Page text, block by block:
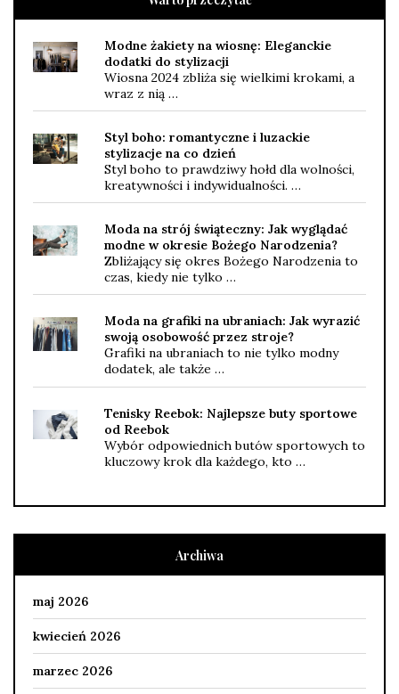
Modne żakiety na wiosnę: Eleganckie
dodatki do stylizacji
Wiosna 2024 zbliża się wielkimi krokami, a
wraz z nią …
Styl boho: romantyczne i luzackie
stylizacje na co dzień
Styl boho to prawdziwy hołd dla wolności,
kreatywności i indywidualności. …
Moda na strój świąteczny: Jak wyglądać
modne w okresie Bożego Narodzenia?
Zbliżający się okres Bożego Narodzenia to
czas, kiedy nie tylko …
Moda na grafiki na ubraniach: Jak wyrazić
swoją osobowość przez stroje?
Grafiki na ubraniach to nie tylko modny
dodatek, ale także …
Tenisky Reebok: Najlepsze buty sportowe
od Reebok
Wybór odpowiednich butów sportowych to
kluczowy krok dla każdego, kto …
Archiwa
maj 2026
kwiecień 2026
marzec 2026